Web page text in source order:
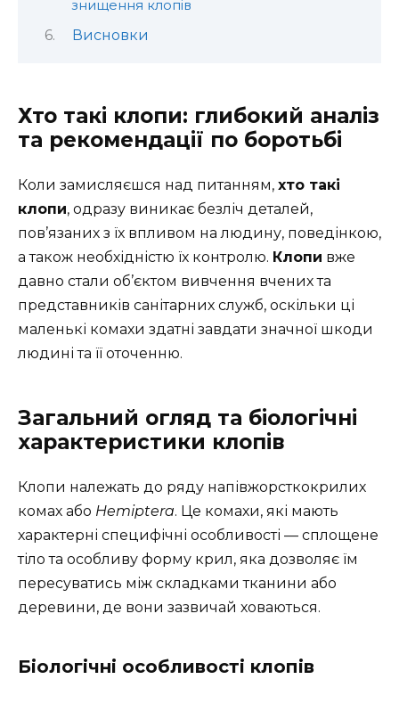
знищення клопів
Висновки
Хто такі клопи: глибокий аналіз
та рекомендації по боротьбі
Коли замисляєшся над питанням, хто такі
клопи, одразу виникає безліч деталей,
пов’язаних з їх впливом на людину, поведінкою,
а також необхідністю їх контролю. Клопи вже
давно стали об’єктом вивчення вчених та
представників санітарних служб, оскільки ці
маленькі комахи здатні завдати значної шкоди
людині та її оточенню.
Загальний огляд та біологічні
характеристики клопів
Клопи належать до ряду напівжорсткокрилих
комах або Hemiptera. Це комахи, які мають
характерні специфічні особливості — сплощене
тіло та особливу форму крил, яка дозволяє їм
пересуватись між складками тканини або
деревини, де вони зазвичай ховаються.
Біологічні особливості клопів